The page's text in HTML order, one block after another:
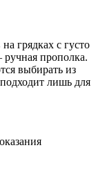
грядках с густо
прополка.
выбирать из
лишь для